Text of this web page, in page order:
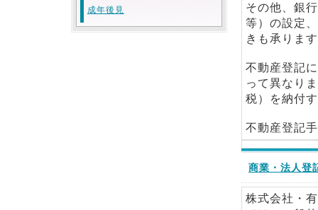
その他、銀
等）の設定
きも承りま
不動産登記
って異なり
税）を納付
不動産登記
商業・法人登
株式会社・
成年後見